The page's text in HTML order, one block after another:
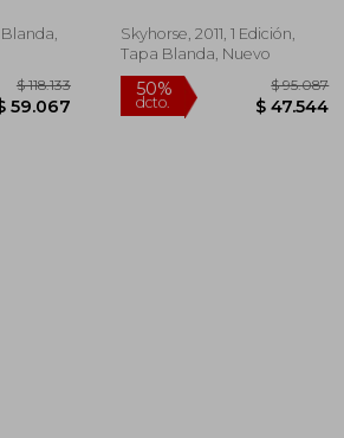
Raisins: Timeless
Solutions to More
Aches, Pains, and
Illnesses (en Inglés)
Skyhorse, 2011, 1 Edición,
Tapa Blanda, Nuevo